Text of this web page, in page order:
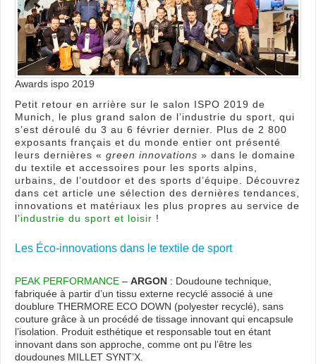
Awards ispo 2019
Petit retour en arrière sur le salon ISPO 2019 de
Munich, le plus grand salon de l’industrie du sport, qui
s’est déroulé du 3 au 6 février dernier. Plus de 2 800
exposants français et du monde entier ont présenté
leurs dernières « green innovations » dans le domaine
du textile et accessoires pour les sports alpins,
urbains, de l’outdoor et des sports d’équipe. Découvrez
dans cet article une sélection des dernières tendances,
innovations et matériaux les plus propres au service de
l’industrie du sport et loisir !
Les Éco-innovations dans le textile de sport
PEAK PERFORMANCE – ARGON : Doudoune technique,
fabriquée à partir d’un tissu externe recyclé associé à une
doublure THERMORE ECO DOWN (polyester recyclé), sans
couture grâce à un procédé de tissage innovant qui encapsule
l’isolation. Produit esthétique et responsable tout en étant
innovant dans son approche, comme ont pu l’être les
doudounes MILLET SYNT’X.